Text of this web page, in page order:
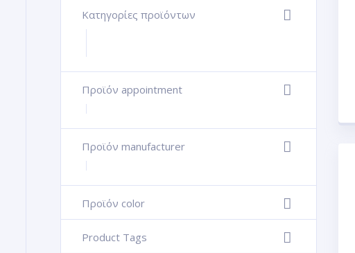
Κατηγορίες προϊόντων
+
Προϊόν appointment
+
Προϊόν manufacturer
+
Προϊόν color
-
Product Tags
-